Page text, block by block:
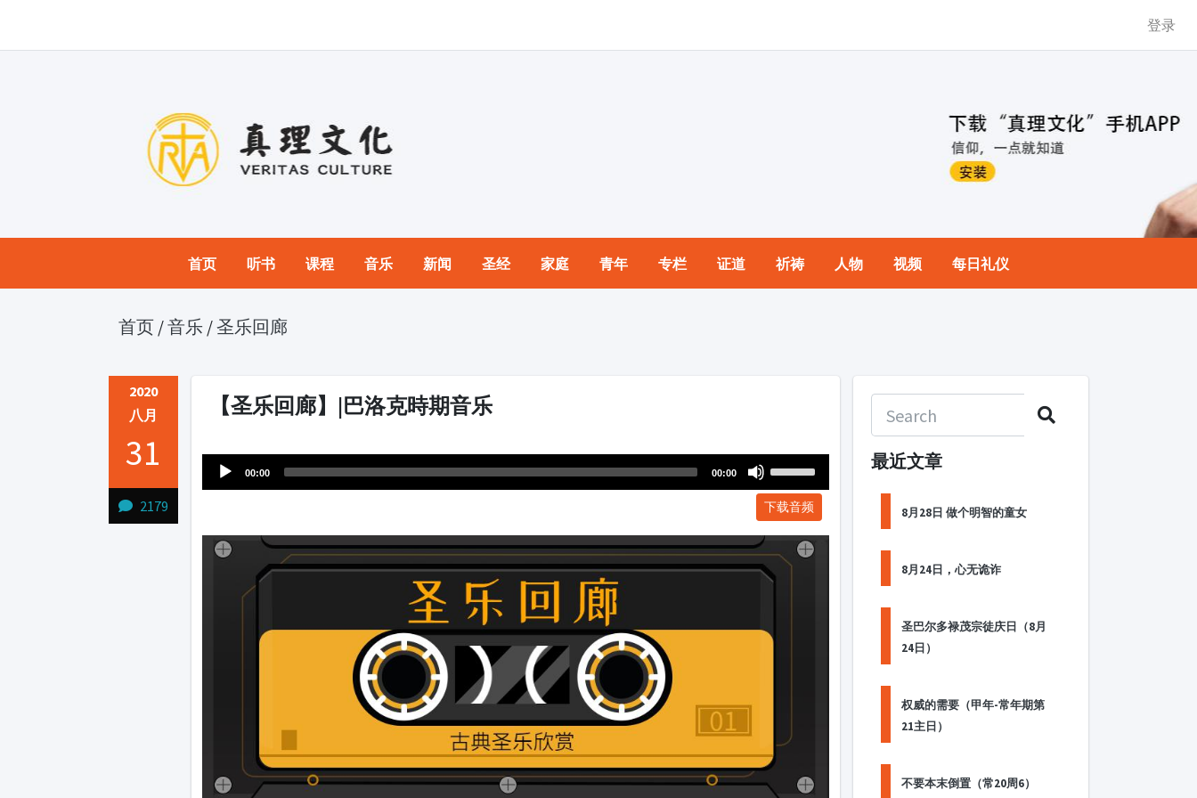
登录
首页 听书 课程 音乐 新闻 圣经 家庭 青年 专栏 证道 祈祷 人物 视频 每日礼仪
首页 /音乐 /圣乐回廊
2020
八月
31
2179
【圣乐回廊】|巴洛克時期音乐
Player
00:00 00:00
Arrow
increase
volume.
下载音频
最近文章
8月28日 做个明智的童女
8月24日，心无诡诈
圣巴尔多禄茂宗徒庆日（8月
24日）
权威的需要（甲年-常年期第
21主日）
不要本末倒置（常20周6）